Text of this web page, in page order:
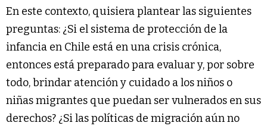
En este contexto, quisiera plantear las siguientes
preguntas: ¿Si el sistema de protección de la
infancia en Chile está en una crisis crónica,
entonces está preparado para evaluar y, por sobre
todo, brindar atención y cuidado a los niños o
niñas migrantes que puedan ser vulnerados en sus
derechos? ¿Si las políticas de migración aún no